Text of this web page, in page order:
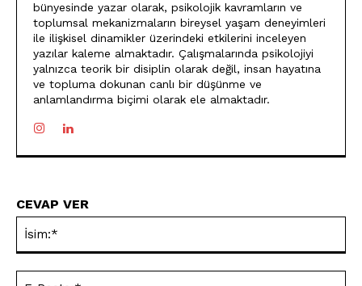
bünyesinde yazar olarak, psikolojik kavramların ve
toplumsal mekanizmaların bireysel yaşam deneyimleri
ile ilişkisel dinamikler üzerindeki etkilerini inceleyen
yazılar kaleme almaktadır. Çalışmalarında psikolojiyi
yalnızca teorik bir disiplin olarak değil, insan hayatına
ve topluma dokunan canlı bir düşünme ve
anlamlandırma biçimi olarak ele almaktadır.
CEVAP VER